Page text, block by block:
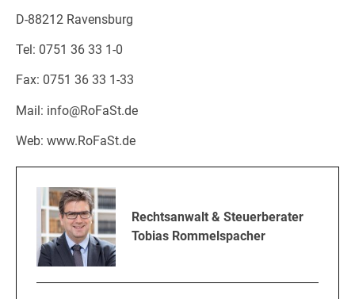
D-88212 Ravensburg
Tel: 0751 36 33 1-0
Fax: 0751 36 33 1-33
Mail: info@RoFaSt.de
Web: www.RoFaSt.de
Rechtsanwalt & Steuerberater
Tobias Rommelspacher